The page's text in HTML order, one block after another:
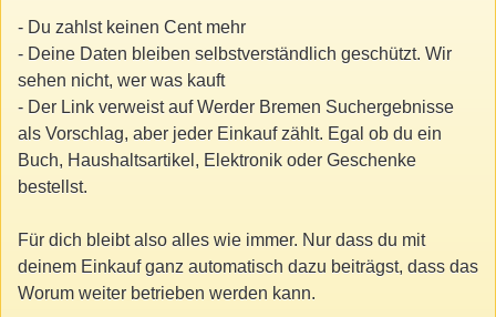
- Du zahlst keinen Cent mehr
- Deine Daten bleiben selbstverständlich geschützt. Wir
sehen nicht, wer was kauft
- Der Link verweist auf Werder Bremen Suchergebnisse
als Vorschlag, aber jeder Einkauf zählt. Egal ob du ein
Buch, Haushaltsartikel, Elektronik oder Geschenke
bestellst.
Für dich bleibt also alles wie immer. Nur dass du mit
deinem Einkauf ganz automatisch dazu beiträgst, dass das
Worum weiter betrieben werden kann.